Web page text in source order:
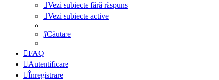
Vezi subiecte fără răspuns
Vezi subiecte active
Căutare
FAQ
Autentificare
Înregistrare